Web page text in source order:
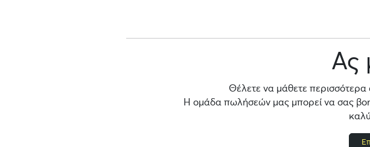
Ας
Θέλετε να μάθετε περισσότερα
Η ομάδα πωλήσεών μας μπορεί να σας